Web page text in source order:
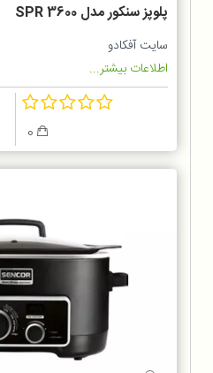
پلوپز سنکور مدل SPR 3600
سایت آفکادو
اطلاعات بیشتر...